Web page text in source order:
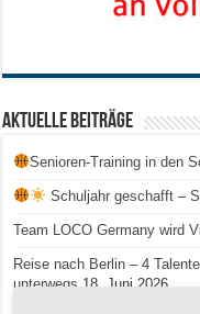
Aktuelle Beiträge
Senioren-Training in den
Schuljahr geschafft –
Team LOCO Germany wird
Reise nach Berlin – 4
unterwegs 18. Juni 2026